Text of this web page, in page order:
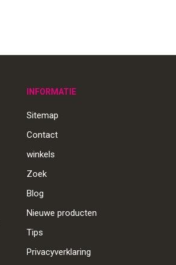
INFORMATIE
Sitemap
Contact
winkels
Zoek
Blog
Nieuwe producten
Tips
Privacyverklaring